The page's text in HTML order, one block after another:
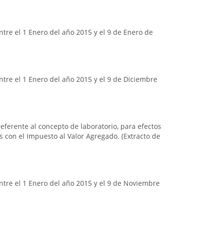
el 1 Enero del año 2015 y el 9 de Enero de
el 1 Enero del año 2015 y el 9 de Diciembre
al concepto de laboratorio, para efectos
el Impuesto al Valor Agregado. (Extracto de
el 1 Enero del año 2015 y el 9 de Noviembre